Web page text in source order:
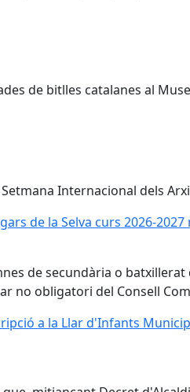
de bitlles catalanes al
Internacional dels
de la Selva curs 2026-
de la Selva curs 2026-
de secundària o
no obligatori del Consell
a la Llar d'Infants
a la Llar d'Infants